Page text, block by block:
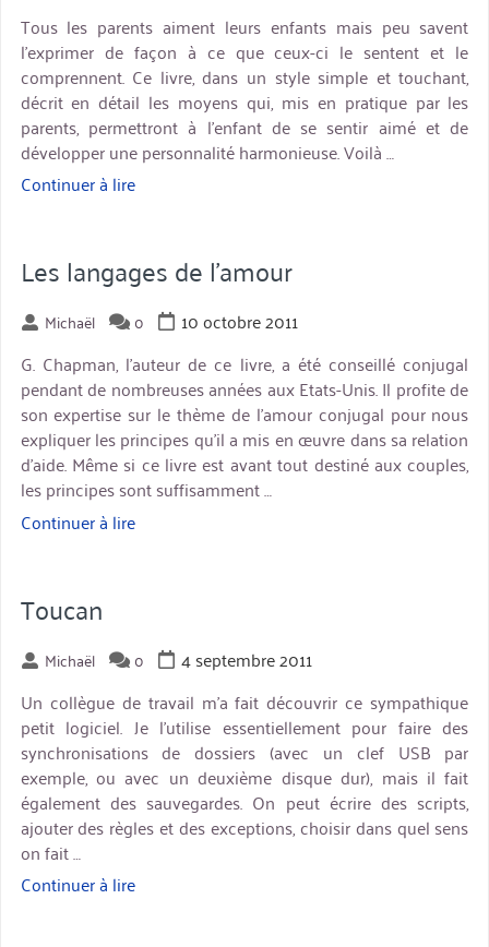
Tous les parents aiment leurs enfants mais peu savent
l’exprimer de façon à ce que ceux-ci le sentent et le
comprennent. Ce livre, dans un style simple et touchant,
décrit en détail les moyens qui, mis en pratique par les
parents, permettront à l’enfant de se sentir aimé et de
développer une personnalité harmonieuse. Voilà …
Continuer à lire« Comment
enfant »
Les langages de l’amour
Michaël 0
10 octobre 2011
G. Chapman, l’auteur de ce livre, a été conseillé conjugal
pendant de nombreuses années aux Etats-Unis. Il profite de
son expertise sur le thème de l’amour conjugal pour nous
expliquer les principes qu’il a mis en œuvre dans sa relation
d’aide. Même si ce livre est avant tout destiné aux couples,
les principes sont suffisamment …
Continuer à lire« Les
Toucan
Michaël 0
4 septembre 2011
Un collègue de travail m'a fait découvrir ce sympathique
petit logiciel. Je l'utilise essentiellement pour faire des
synchronisations de dossiers (avec un clef USB par
exemple, ou avec un deuxième disque dur), mais il fait
également des sauvegardes. On peut écrire des scripts,
ajouter des règles et des exceptions, choisir dans quel sens
on fait …
Continuer à lire« Toucan »